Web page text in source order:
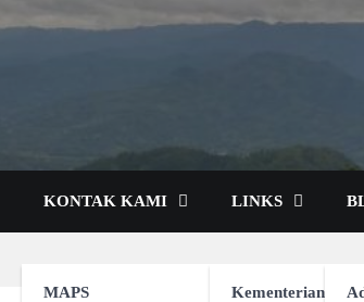
KONTAK KAMI
MAPS
LINKS
Kementerian